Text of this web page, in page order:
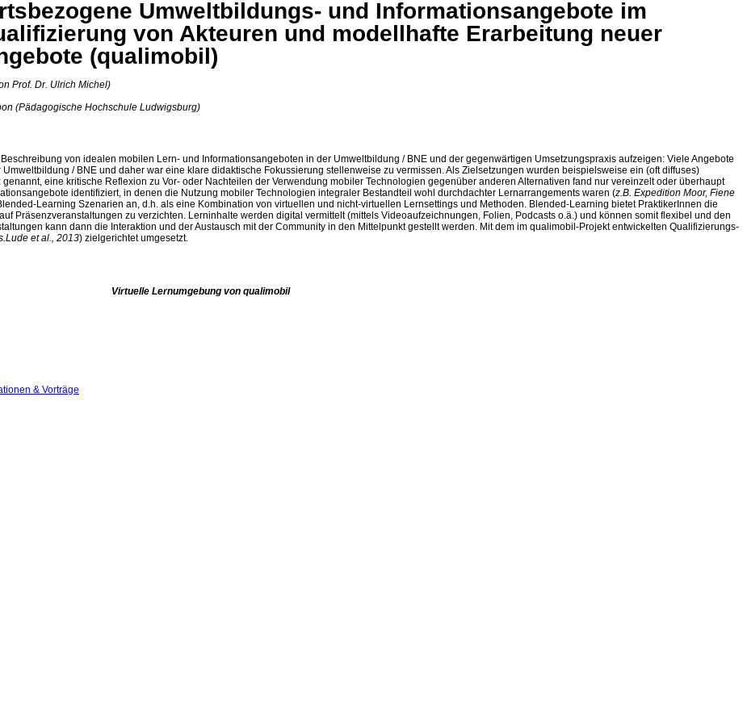
Umweltbildungs- und Informationsangebote im
von Akteuren und modellhafte Erarbeitung neuer
(qualimobil)
Prof. Dr. Ulrich Michel)
(Pädagogische Hochschule Ludwigsburg)
von idealen mobilen Lern- und Informationsangeboten in der Umweltbildung / BNE und der gegenwärtigen Umsetzungspraxis aufzeigen: Viele Angebote
/ BNE und daher war eine klare didaktische Fokussierung stellenweise zu vermissen. Als Zielsetzungen wurden beispielsweise ein (oft diffuses)
eine kritische Reflexion zu Vor- oder Nachteilen der Verwendung mobiler Technologien gegenüber anderen Alternativen fand nur vereinzelt oder überhaupt
identifiziert, in denen die Nutzung mobiler Technologien integraler Bestandteil wohl durchdachter Lernarrangements waren (z.B. Expedition Moor, Fiene
Learning Szenarien an, d.h. als eine Kombination von virtuellen und nicht-virtuellen Lernsettings und Methoden. Blended-Learning bietet PraktikerInnen die
Präsenzveranstaltungen zu verzichten. Lerninhalte werden digital vermittelt (mittels Videoaufzeichnungen, Folien, Podcasts o.ä.) und können somit flexibel und den
kann dann die Interaktion und der Austausch mit der Community in den Mittelpunkt gestellt werden. Mit dem im qualimobil-Projekt entwickelten Qualifizierungs-
Lude et al., 2013) zielgerichtet umgesetzt.
Virtuelle Lernumgebung von qualimobil
& Vorträge